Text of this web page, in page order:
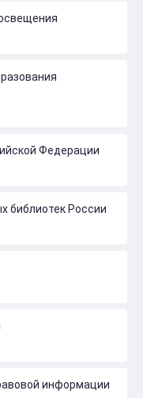
Федерации
библиотек России
информации